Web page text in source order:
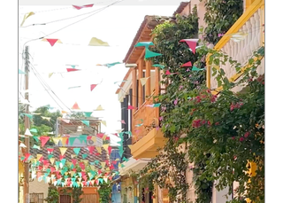
📍 Expédiée de : Valparaíso, Chili
Cette quatrième carte postale nous
emmène au Chili, dans l'une des villes
qui m'a le plus marqué : Valparaíso.
Une ville portuaire cabossée, vibrante,
profondément attachante. Une ville qui
regarde l'océan Pacifique depuis ses
42 cerros, où chaque rue raconte une
histoire et où le street art semble avoir